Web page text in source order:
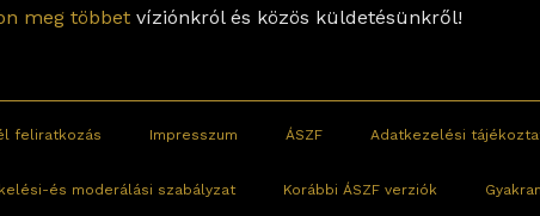
meg többet víziónkról és közös küldetésünkről!
feliratkozás Impresszum ÁSZF Adatkezelési
és moderálási szabályzat Korábbi ÁSZF verziók